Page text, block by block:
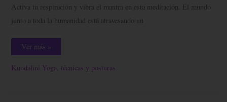
Activa tu respiración y vibra el mantra en esta meditación. El mundo
junto a toda la humanidad está atravesando un
CORAZÓN
EL
Ver más »
Kundalini Yoga, técnicas y posturas